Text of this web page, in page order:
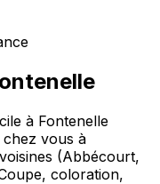
à Fontenelle
vous à
(Abbécourt,
coloration,